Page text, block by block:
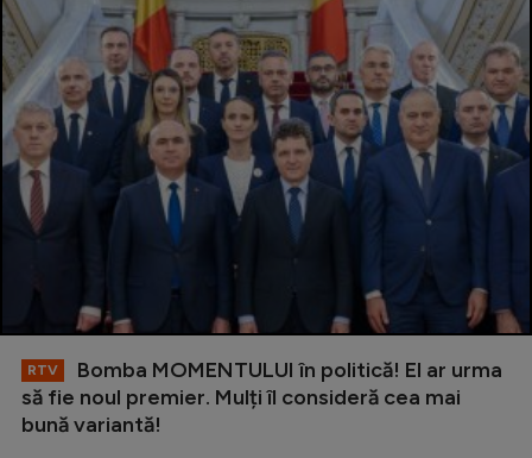
RTV
Bomba MOMENTULUI în politică! El ar urma
să fie noul premier. Mulți îl consideră cea mai
bună variantă!